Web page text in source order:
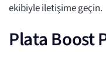
ekibiyle iletişime geçin.
Plata Boost